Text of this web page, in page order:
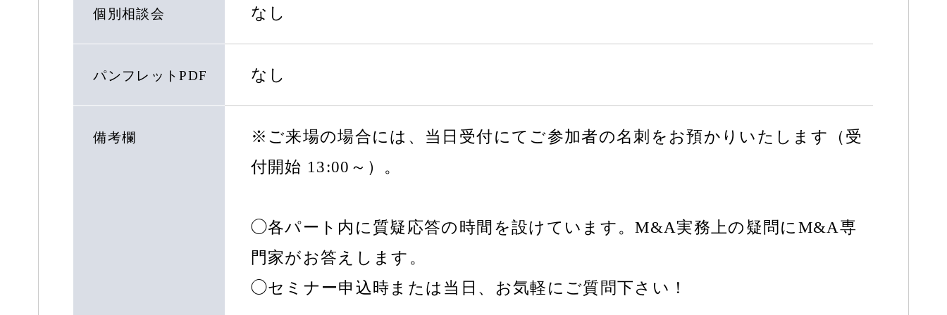
個別相談会 なし
パンフレットPDF なし
備考欄
※ご来場の場合には、当日受付にてご参加者の名刺をお預かりいたします（受
付開始 13:00～）。
◯各パート内に質疑応答の時間を設けています。M&A実務上の疑問にM&A専
門家がお答えします。
◯セミナー申込時または当日、お気軽にご質問下さい！